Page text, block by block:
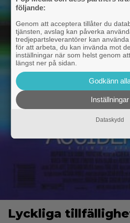
Lyckliga
följande:
Genom att acceptera tillåter du
tjänsten, avslag kan påverka
tredjepartsleverantörer kan
för att arbeta, du kan invända mot
inställningar när som helst genom
längst ner på sidan.
Godkänn
Inställningar
Dataskydd